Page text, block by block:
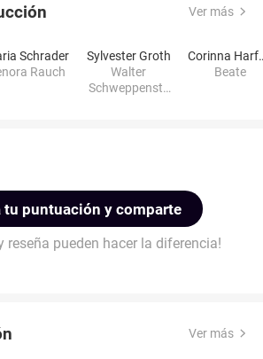
Ver más
Schrader
Rauch
Sylvester Groth
Walter
Schweppenste
Beate
tu puntuación y comparte
reseña pueden hacer la diferencia!
Ver más